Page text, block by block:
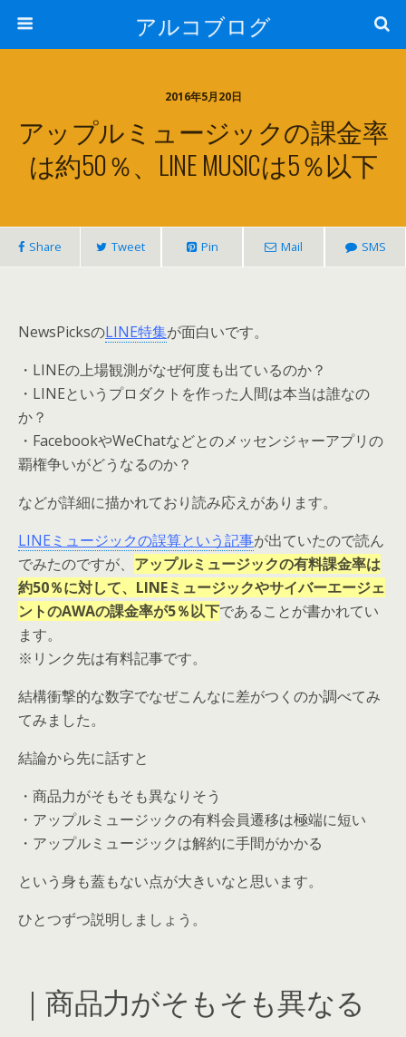
アルコブログ
2016年5月20日
アップルミュージックの課金率
は約50％、LINE MUSICは5％以下
Share Tweet Pin Mail SMS
NewsPicksのLINE特集が面白いです。
・LINEの上場観測がなぜ何度も出ているのか？
・LINEというプロダクトを作った人間は本当は誰なの
か？
・FacebookやWeChatなどとのメッセンジャーアプリの
覇権争いがどうなるのか？
などが詳細に描かれており読み応えがあります。
LINEミュージックの誤算という記事が出ていたので読ん
でみたのですが、 アップルミュージックの有料課金率は
約50％に対して、LINEミュージックやサイバーエージェ
ントのAWAの課金率が5％以下であることが書かれてい
ます。
※リンク先は有料記事です。
結構衝撃的な数字でなぜこんなに差がつくのか調べてみ
てみました。
結論から先に話すと
・商品力がそもそも異なりそう
・アップルミュージックの有料会員遷移は極端に短い
・アップルミュージックは解約に手間がかかる
という身も蓋もない点が大きいなと思います。
ひとつずつ説明しましょう。
｜商品力がそもそも異なる